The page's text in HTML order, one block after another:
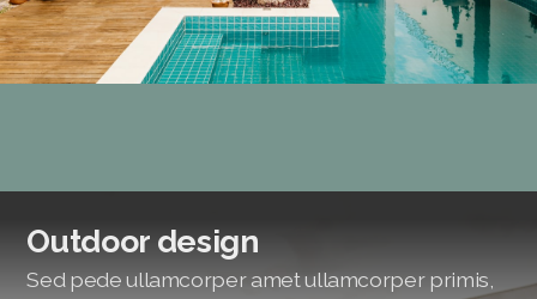
Outdoor design
Sed pede ullamcorper amet ullamcorper primis,